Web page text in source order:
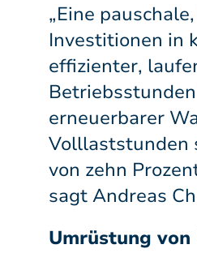
„Eine
Investitionen in
effizienter,
erneuerbarer
Volllaststunden
von zehn
sagt Andreas
Umrüstung